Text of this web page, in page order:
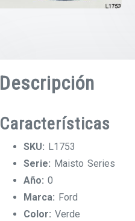
Descripción
Características
SKU: L1753
Serie: Maisto Series
Año: 0
Marca: Ford
Color: Verde